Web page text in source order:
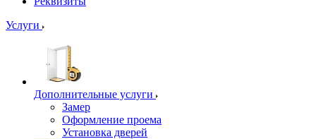
Услуги
Дополнительные услуги
Замер
Оформление проема
Установка дверей